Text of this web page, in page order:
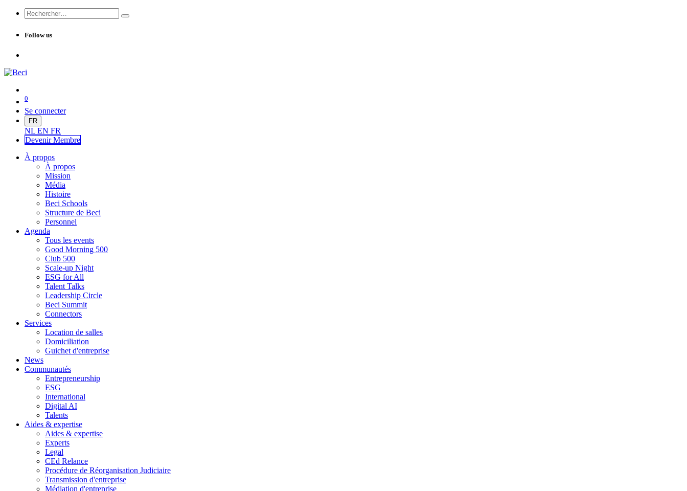
Follow us
0
Se connecter
FR
NL EN FR
Devenir Membre
À propos
À propos
Mission
Média
Histoire
Beci Schools
Structure de Beci
Personnel
Agenda
Tous les events
Good Morning 500
Club 500
Scale-up Night
ESG for All
Talent Talks
Leadership Circle
Beci Summit
Connectors
Services
Location de salles
Domiciliation
Guichet d'entreprise
News
Communautés
Entrepreneurship
ESG
International
Digital AI
Talents
Aides & expertise
Aides & expertise
Experts
Legal
CEd Relance
Procédure de Réorganisation Judiciaire
Transmission d'entreprise
Médiation d'entreprise